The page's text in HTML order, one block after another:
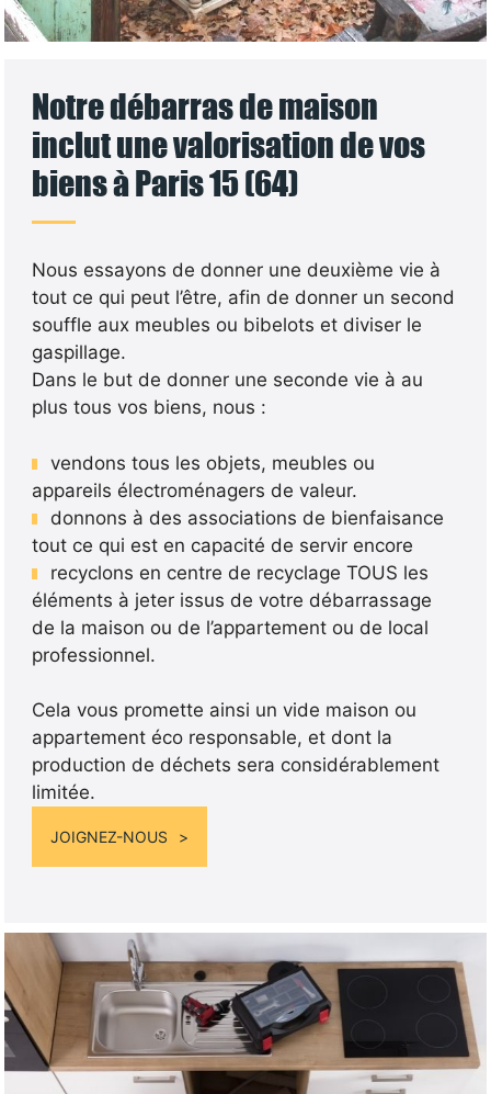
Notre débarras de maison
inclut une valorisation de vos
biens à Paris 15 (64)
Nous essayons de donner une deuxième vie à
tout ce qui peut l’être, afin de donner un second
souffle aux meubles ou bibelots et diviser le
gaspillage.
Dans le but de donner une seconde vie à au
plus tous vos biens, nous :
vendons tous les objets, meubles ou
appareils électroménagers de valeur.
donnons à des associations de bienfaisance
tout ce qui est en capacité de servir encore
recyclons en centre de recyclage TOUS les
éléments à jeter issus de votre débarrassage
de la maison ou de l’appartement ou de local
professionnel.
Cela vous promette ainsi un vide maison ou
appartement éco responsable, et dont la
production de déchets sera considérablement
limitée.
JOIGNEZ-NOUS